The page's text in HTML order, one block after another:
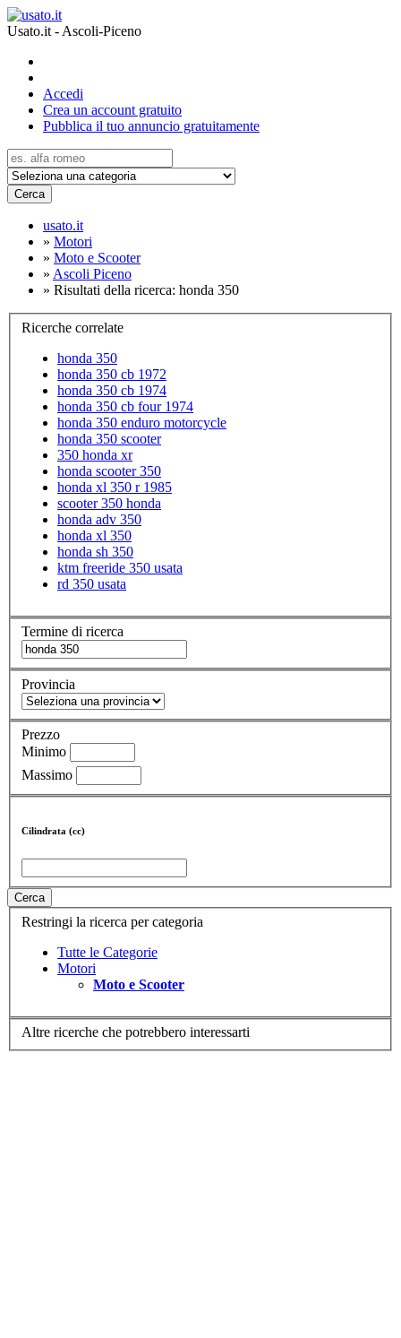
Usato.it - Ascoli-Piceno
Accedi
Crea un account gratuito
Pubblica il tuo annuncio gratuitamente
Cerca
usato.it
» Motori
» Moto e Scooter
» Ascoli Piceno
» Risultati della ricerca: honda 350
Ricerche correlate
honda 350
honda 350 cb 1972
honda 350 cb 1974
honda 350 cb four 1974
honda 350 enduro motorcycle
honda 350 scooter
350 honda xr
honda scooter 350
honda xl 350 r 1985
scooter 350 honda
honda adv 350
honda xl 350
honda sh 350
ktm freeride 350 usata
rd 350 usata
Termine di ricerca
Provincia
Prezzo
Minimo
Massimo
Cilindrata (cc)
Cerca
Restringi la ricerca per categoria
Tutte le Categorie
Motori
Moto e Scooter
Altre ricerche che potrebbero interessarti